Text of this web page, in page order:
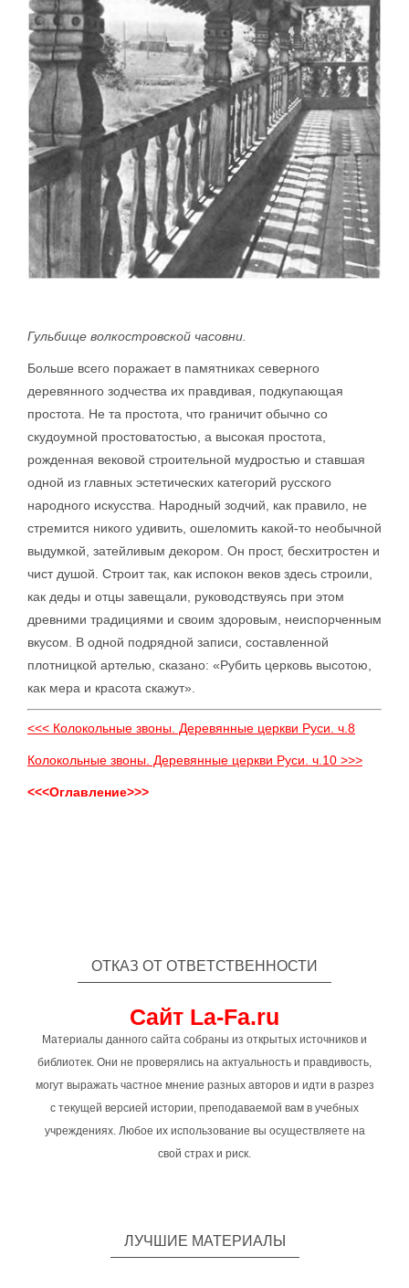
Гульбище волкостровской часовни.
Больше всего поражает в памятниках северного
деревянного зодчества их правдивая, подкупающая
простота. Не та простота, что граничит обычно со
скудоумной простоватостью, а высокая простота,
рожденная вековой строительной мудростью и ставшая
одной из главных эстетических категорий русского
народного искусства. Народный зодчий, как правило, не
стремится никого удивить, ошеломить какой-то необычной
выдумкой, затейливым декором. Он прост, бесхитростен и
чист душой. Строит так, как испокон веков здесь строили,
как деды и отцы завещали, руководствуясь при этом
древними традициями и своим здоровым, неиспорченным
вкусом. В одной подрядной записи, составленной
плотницкой артелью, сказано: «Рубить церковь высотою,
как мера и красота скажут».
<<< Колокольные звоны. Деревянные церкви Руси. ч.8
Колокольные звоны. Деревянные церкви Руси. ч.10 >>>
<<<Оглавление>>>
ОТКАЗ ОТ ОТВЕТСТВЕННОСТИ
Сайт La-Fa.ru
Материалы данного сайта собраны из открытых источников и
библиотек. Они не проверялись на актуальность и правдивость,
могут выражать частное мнение разных авторов и идти в разрез
с текущей версией истории, преподаваемой вам в учебных
учреждениях. Любое их использование вы осуществляете на
свой страх и риск.
ЛУЧШИЕ МАТЕРИАЛЫ